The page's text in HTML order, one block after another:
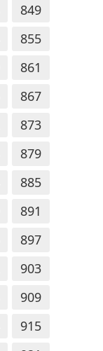
849
855
861
867
873
879
885
891
897
903
909
915